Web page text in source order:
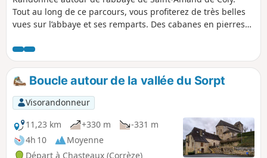
Tout au long de ce parcours, vous profiterez de très belles
vues sur l’abbaye et ses remparts. Des cabanes en pierres
ranger les outils et à enfermer les poules le soir venu. Vous
remarquerez l’abondance et observerez la diversité de la
végétation qui pousse dans les murets. Intérêt botanique.
Boucle autour de la vallée du Sorpt
Visorandonneur
11,23 km
+330 m
-331 m
4h 10
Moyenne
Départ à Chasteaux (Corrèze)